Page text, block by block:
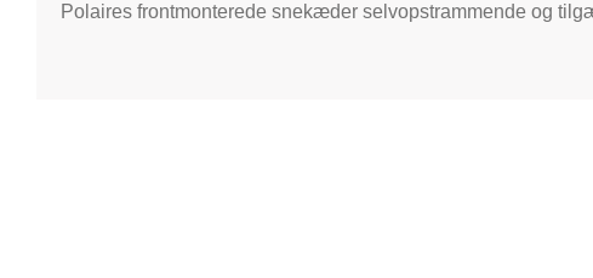
Polaires frontmonterede snekæder selvopstrammende og